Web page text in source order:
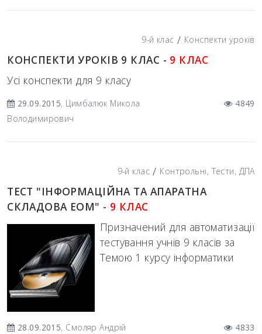
9-й клас / Конспекти уроків
КОНСПЕКТИ УРОКІВ 9 КЛАС - 9 КЛАС
Усі конспекти для 9 класу
29.09.2015, Цимбалюк Микола
Володимирович
4849
9-й клас / Контрольні, Тести, ДПА
ТЕСТ "ІНФОРМАЦІЙНА ТА АПАРАТНА
СКЛАДОВА ЕОМ" - 9 КЛАС
Призначений для автоматизації
тестування учнів 9 класів за
Темою 1 курсу інформатики
28.09.2015, Смоляр Андрій
4833